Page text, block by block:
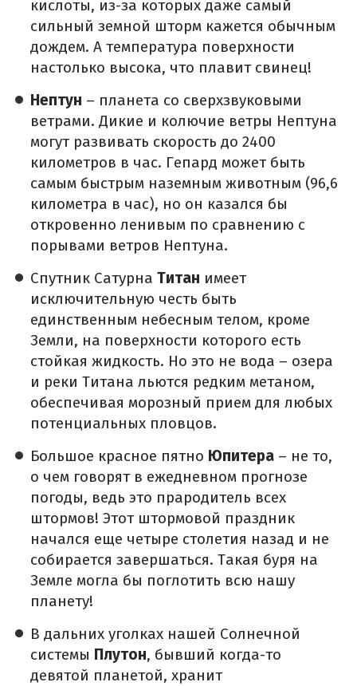
кислоты, из-за которых даже самый
сильный земной шторм кажется обычным
дождем. А температура поверхности
настолько высока, что плавит свинец!
Нептун – планета со сверхзвуковыми
ветрами. Дикие и колючие ветры Нептуна
могут развивать скорость до 2400
километров в час. Гепард может быть
самым быстрым наземным животным (96,6
километра в час), но он казался бы
откровенно ленивым по сравнению с
порывами ветров Нептуна.
Спутник Сатурна Титан имеет
исключительную честь быть
единственным небесным телом, кроме
Земли, на поверхности которого есть
стойкая жидкость. Но это не вода – озера
и реки Титана льются редким метаном,
обеспечивая морозный прием для любых
потенциальных пловцов.
Большое красное пятно Юпитера – не то,
о чем говорят в ежедневном прогнозе
погоды, ведь это прародитель всех
штормов! Этот штормовой праздник
начался еще четыре столетия назад и не
собирается завершаться. Такая буря на
Земле могла бы поглотить всю нашу
планету!
В дальних уголках нашей Солнечной
системы Плутон, бывший когда-то
девятой планетой, хранит